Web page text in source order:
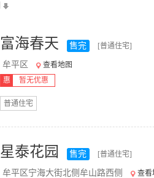
富海春天 售完 [普通住宅]
牟平区
查看地图
惠
暂无优惠
普通住宅
星泰花园 售完 [普通住宅]
牟平区宁海大街北侧牟山路西侧
查看